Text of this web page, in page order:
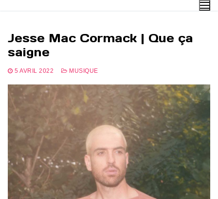
Jesse Mac Cormack | Que ça
saigne
5 AVRIL 2022 MUSIQUE